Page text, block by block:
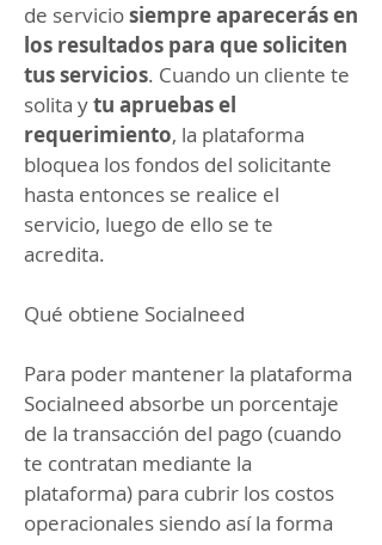
de serviciosiempre aparecerás en
los resultados para que soliciten
tus servicios. Cuando un cliente te
solita ytu apruebas el
requerimiento, la plataforma
bloquea los fondos del solicitante
hasta entonces se realice el
servicio, luego de ello se te
acredita.
Qué obtiene Socialneed
Para poder mantener la plataforma
Socialneed absorbe un porcentaje
de la transacción del pago (cuando
te contratan mediante la
plataforma) para cubrir los costos
operacionales siendo así la forma